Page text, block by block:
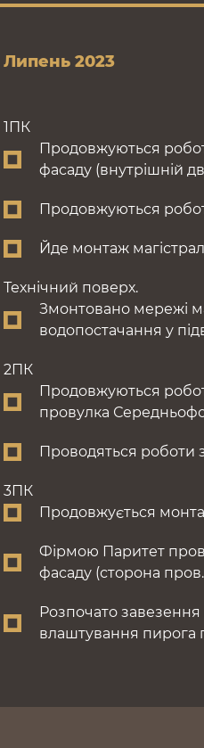
Липень 2023
1ПК
Продовжуються
фасаду (внутрішній
Продовжуються
Йде монтаж
Технічний поверх.
Змонтовано мережі
водопостачання у
2ПК
Продовжуються
провулка
Проводяться роботи з
3ПК
Продовжується
Фірмою Паритет
фасаду (сторона
Розпочато завезення
влаштування пирога